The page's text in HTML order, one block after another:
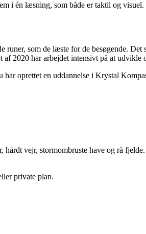
i én læsning, som både er taktil og
som de læste for de besøgende.
2020 har arbejdet intensivt på at udvikle
oprettet en uddannelse i Krystal
vejr, stormombruste have og rå
private plan.